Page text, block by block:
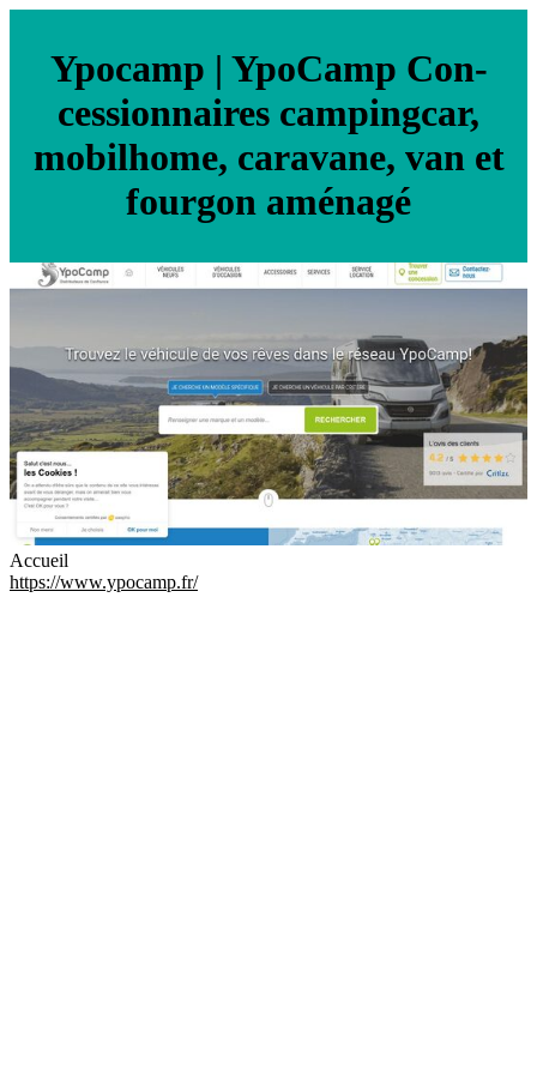
Ypocamp | YpoCamp Con­
cession­nai­res campingcar,
mobilhome, caravane, van et
fourgon aménagé
Accueil
https://www.ypocamp.fr/